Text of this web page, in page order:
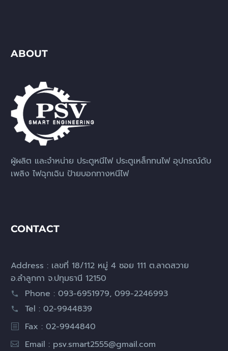
ABOUT
ผู้ผลิต และจำหน่าย ประตูหนีไฟ ประตูเหล็กทนไฟ อุปกรณ์ดับ
เพลิง ไฟฉุกเฉิน ป้ายบอกทางหนีไฟ
CONTACT
Address : เลขที่ 18/112 หมู่ 4 ซอย 111 ต.ลาดสวาย
อ.ลำลูกกา จ.ปทุมธานี 12150
Phone : 093-6951979, 099-2246993
Tel : 02-9944839
Fax : 02-9944840
Email : psv.smart2555@gmail.com